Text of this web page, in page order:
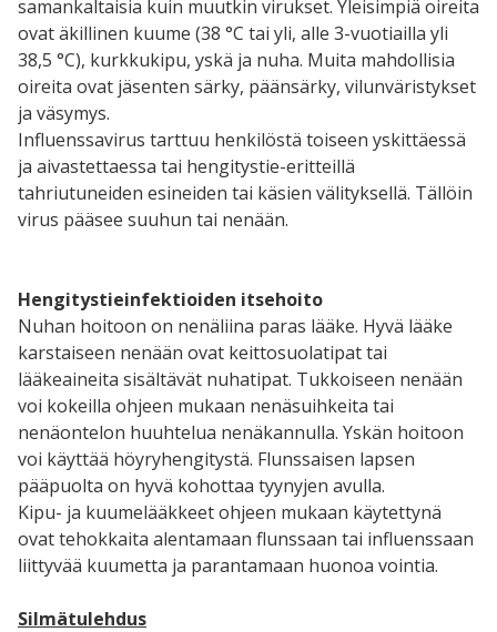
samankaltaisia kuin muutkin virukset. Yleisimpiä oireita
ovat äkillinen kuume (38 °C tai yli, alle 3-vuotiailla yli
38,5 °C), kurkkukipu, yskä ja nuha. Muita mahdollisia
oireita ovat jäsenten särky, päänsärky, vilunväristykset
ja väsymys.
Influenssavirus tarttuu henkilöstä toiseen yskittäessä
ja aivastettaessa tai hengitystie-eritteillä
tahriutuneiden esineiden tai käsien välityksellä. Tällöin
virus pääsee suuhun tai nenään.
Hengitystieinfektioiden itsehoito
Nuhan hoitoon on nenäliina paras lääke. Hyvä lääke
karstaiseen nenään ovat keittosuolatipat tai
lääkeaineita sisältävät nuhatipat. Tukkoiseen nenään
voi kokeilla ohjeen mukaan nenäsuihkeita tai
nenäontelon huuhtelua nenäkannulla. Yskän hoitoon
voi käyttää höyryhengitystä. Flunssaisen lapsen
pääpuolta on hyvä kohottaa tyynyjen avulla.
Kipu- ja kuumelääkkeet ohjeen mukaan käytettynä
ovat tehokkaita alentamaan flunssaan tai influenssaan
liittyvää kuumetta ja parantamaan huonoa vointia.
Silmätulehdus